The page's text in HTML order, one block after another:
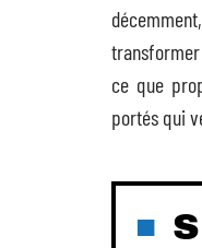
ce que
portés qui